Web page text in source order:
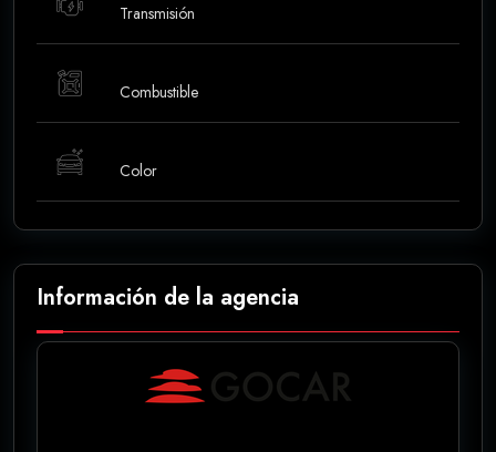
Transmisión
Combustible
Color
Información de la agencia